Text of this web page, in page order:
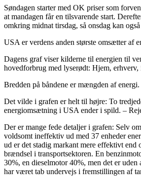
Søndagen starter med OK priser som
at mandagen får en tilsvarende start.
omkring midnat tirsdag, så onsdag kan
USA er verdens anden største omsætter af
Dagens graf viser kilderne til energien til
hovedforbrug med lyserødt: Hjem, erhverv,
Bredden på båndene er mængden af energi.
Det vilde i grafen er helt til højre: To
energiomsætning i USA ender i spild. –
Der er mange fede detaljer i grafen: Selv
voldsomt ineffektiv ud med 37 enheder
ud er det stadig markant mere effektivt end
brændsel i transportsektoren. En
30%, en dieselmotor 40%, men det er uden
har været tab undervejs i fremstillingen af